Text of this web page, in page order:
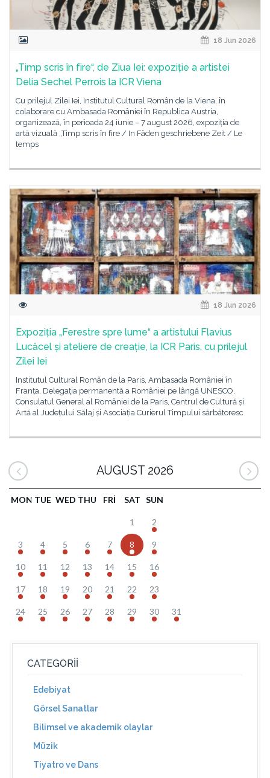
18 Jun 2026
„Timp scris în fire“, de Ziua Iei: expoziție a artistei
Delia Sechel Perrois la ICR Viena
Cu prilejul Zilei Iei, Institutul Cultural Român de la Viena, în
colaborare cu Ambasada României în Republica Austria,
organizează, în perioada 24 iunie – 7 august 2026, expoziția de
artă vizuală „Timp scris în fire / In Fäden geschriebene Zeit / Le
temps
18 Jun 2026
Expoziția „Ferestre spre lume“ a artistului Flavius
Lucăcel și ateliere de creație, la ICR Paris, cu prilejul
Zilei Iei
Institutul Cultural Român de la Paris, Ambasada României în
Franța, Delegația permanentă a României pe lângă UNESCO,
Consulatul General al României de la Paris, Centrul de Cultură și
Artă al Județului Sălaj și Asociația Curierul Timpului sărbătoresc
AUGUST 2026
MON TUE WED THU FRI SAT SUN
1 2
3 4 5 6 7 8 9
10 11 12 13 14 15 16
17 18 19 20 21 22 23
24 25 26 27 28 29 30 31
CATEGORII
Edebiyat
Görsel Sanatlar
Bilimsel ve akademik olaylar
Müzik
Tiyatro ve Dans